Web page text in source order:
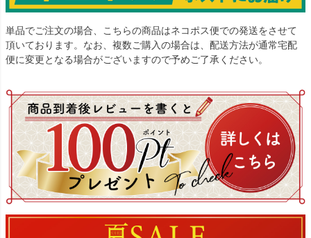
単品でご注文の場合、こちらの商品はネコポス便での発送をさせて
頂いております。なお、複数ご購入の場合は、配送方法が通常宅配
便に変更となる場合がございますので予めご了承ください。